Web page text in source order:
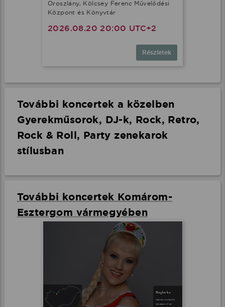
Oroszlány, Kölcsey Ferenc Művelődési
Központ és Könyvtár
2026.08.20 20:00 UTC+2
Részletek
További koncertek a közelben
Gyerekműsorok, DJ-k, Rock, Retro,
Rock & Roll, Party zenekarok
stílusban
További koncertek Komárom-
Esztergom vármegyében